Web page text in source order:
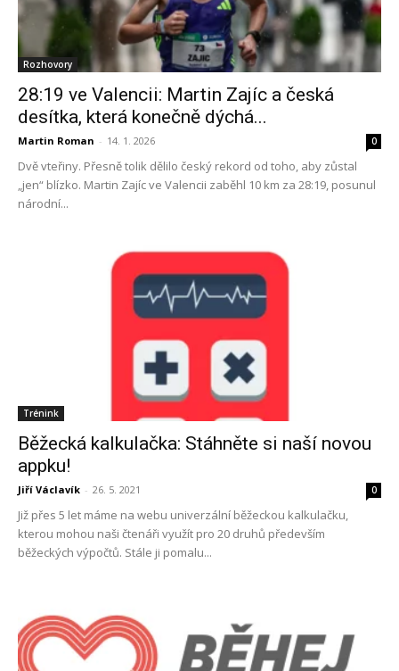
Rozhovory
28:19 ve Valencii: Martin Zajíc a česká
desítka, která konečně dýchá...
Martin Roman - 14. 1. 2026 0
Dvě vteřiny. Přesně tolik dělilo český rekord od toho, aby zůstal
„jen“ blízko. Martin Zajíc ve Valencii zaběhl 10 km za 28:19, posunul
národní...
Trénink
Běžecká kalkulačka: Stáhněte si naší novou
appku!
Jiří Václavík - 26. 5. 2021 0
Již přes 5 let máme na webu univerzální běžeckou kalkulačku,
kterou mohou naši čtenáři využít pro 20 druhů především
běžeckých výpočtů. Stále ji pomalu...